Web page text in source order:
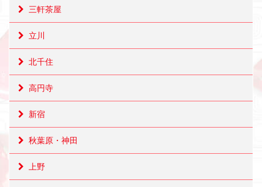
三軒茶屋
立川
北千住
高円寺
新宿
秋葉原・神田
上野